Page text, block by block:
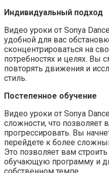
Индивидуальный подход
Видео уроки от Sonya
удобной для вас
сконцентрироваться на
потребностях и целях. Вы
повторять движения и
стиль.
Постепенное обучение
Видео уроки от Sonya
сложности, что позволяет
прогрессировать. Вы
перейдете к более
Это позволяет вам
обучающую программу и
собственном темпе.